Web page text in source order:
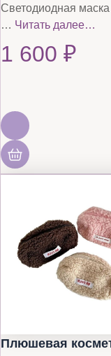
Светодиодная
… Читать далее…
1 600 ₽
Плюшевая